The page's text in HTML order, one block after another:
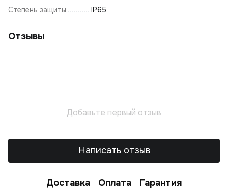
Степень защиты IP65
Отзывы
Добавьте первый отзыв
Написать отзыв
Доставка Оплата Гарантия